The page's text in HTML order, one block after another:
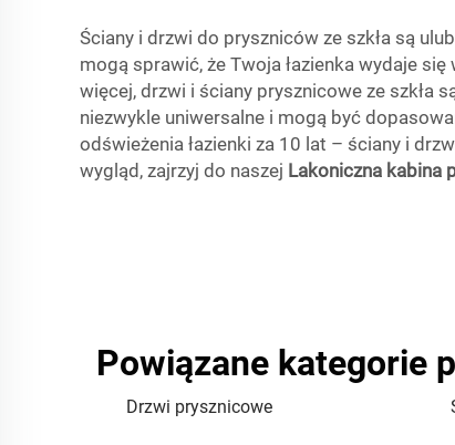
Ściany i drzwi do pryszniców ze szkła są
mogą sprawić, że Twoja łazienka wydaje
więcej, drzwi i ściany prysznicowe ze szkła
niezwykle uniwersalne i mogą być
odświeżenia łazienki za 10 lat – ściany i
wygląd, zajrzyj do naszej Lakoniczna kabina
Powiązane kategorie
Drzwi prysznicowe